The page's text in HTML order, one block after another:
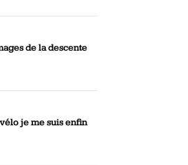
de la descente
je me suis enfin